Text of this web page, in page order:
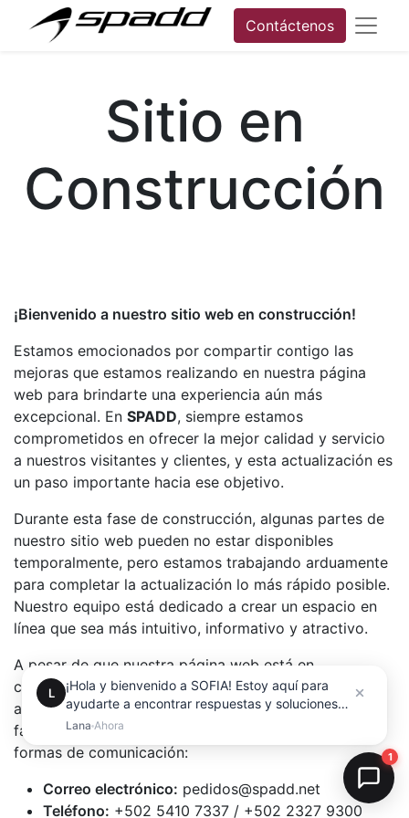
Contáctenos
Sitio en
Construcción
¡Bienvenido a nuestro sitio web en construcción!
Estamos emocionados por compartir contigo las
mejoras que estamos realizando en nuestra página
web para brindarte una experiencia aún más
excepcional. En SPADD, siempre estamos
comprometidos en ofrecer la mejor calidad y servicio
a nuestros visitantes y clientes, y esta actualización es
un paso importante hacia ese objetivo.
Durante esta fase de construcción, algunas partes de
nuestro sitio web pueden no estar disponibles
temporalmente, pero estamos trabajando arduamente
para completar la actualización lo más rápido posible.
Nuestro equipo está dedicado a crear un espacio en
línea que sea más intuitivo, informativo y atractivo.
A pesar de que nuestra página web está en
construcción, seguimos aquí para ti. Si necesitas
asistencia, información o deseas contactarnos, por
favor, no dudes en hacerlo a través de las siguientes
formas de comunicación:
Correo electrónico: pedidos@spadd.net
Teléfono: +502 5410 7337 / +502 2327 9300